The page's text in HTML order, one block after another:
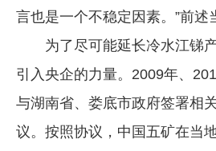
言也是一个不稳定因素。”前述
为了尽可能延长冷水江锑产
引入央企的力量。2009年、
与湖南省、娄底市政府签署相
议。按照协议，中国五矿在当